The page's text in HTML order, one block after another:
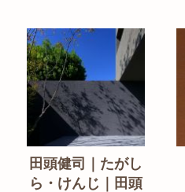
田頭健司｜たがし
ら・けんじ｜田頭